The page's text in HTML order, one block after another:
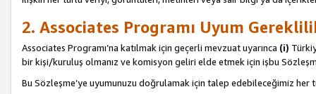
2. Associates Programı Uyum
Associates Programı’na katılmak için geçerli mevzuat uyarınca (i)
bir kişi/kuruluş olmanız ve komisyon geliri elde etmek için işbu
Bu Sözleşme’ye uyumunuzu doğrulamak için talep edebileceğimiz